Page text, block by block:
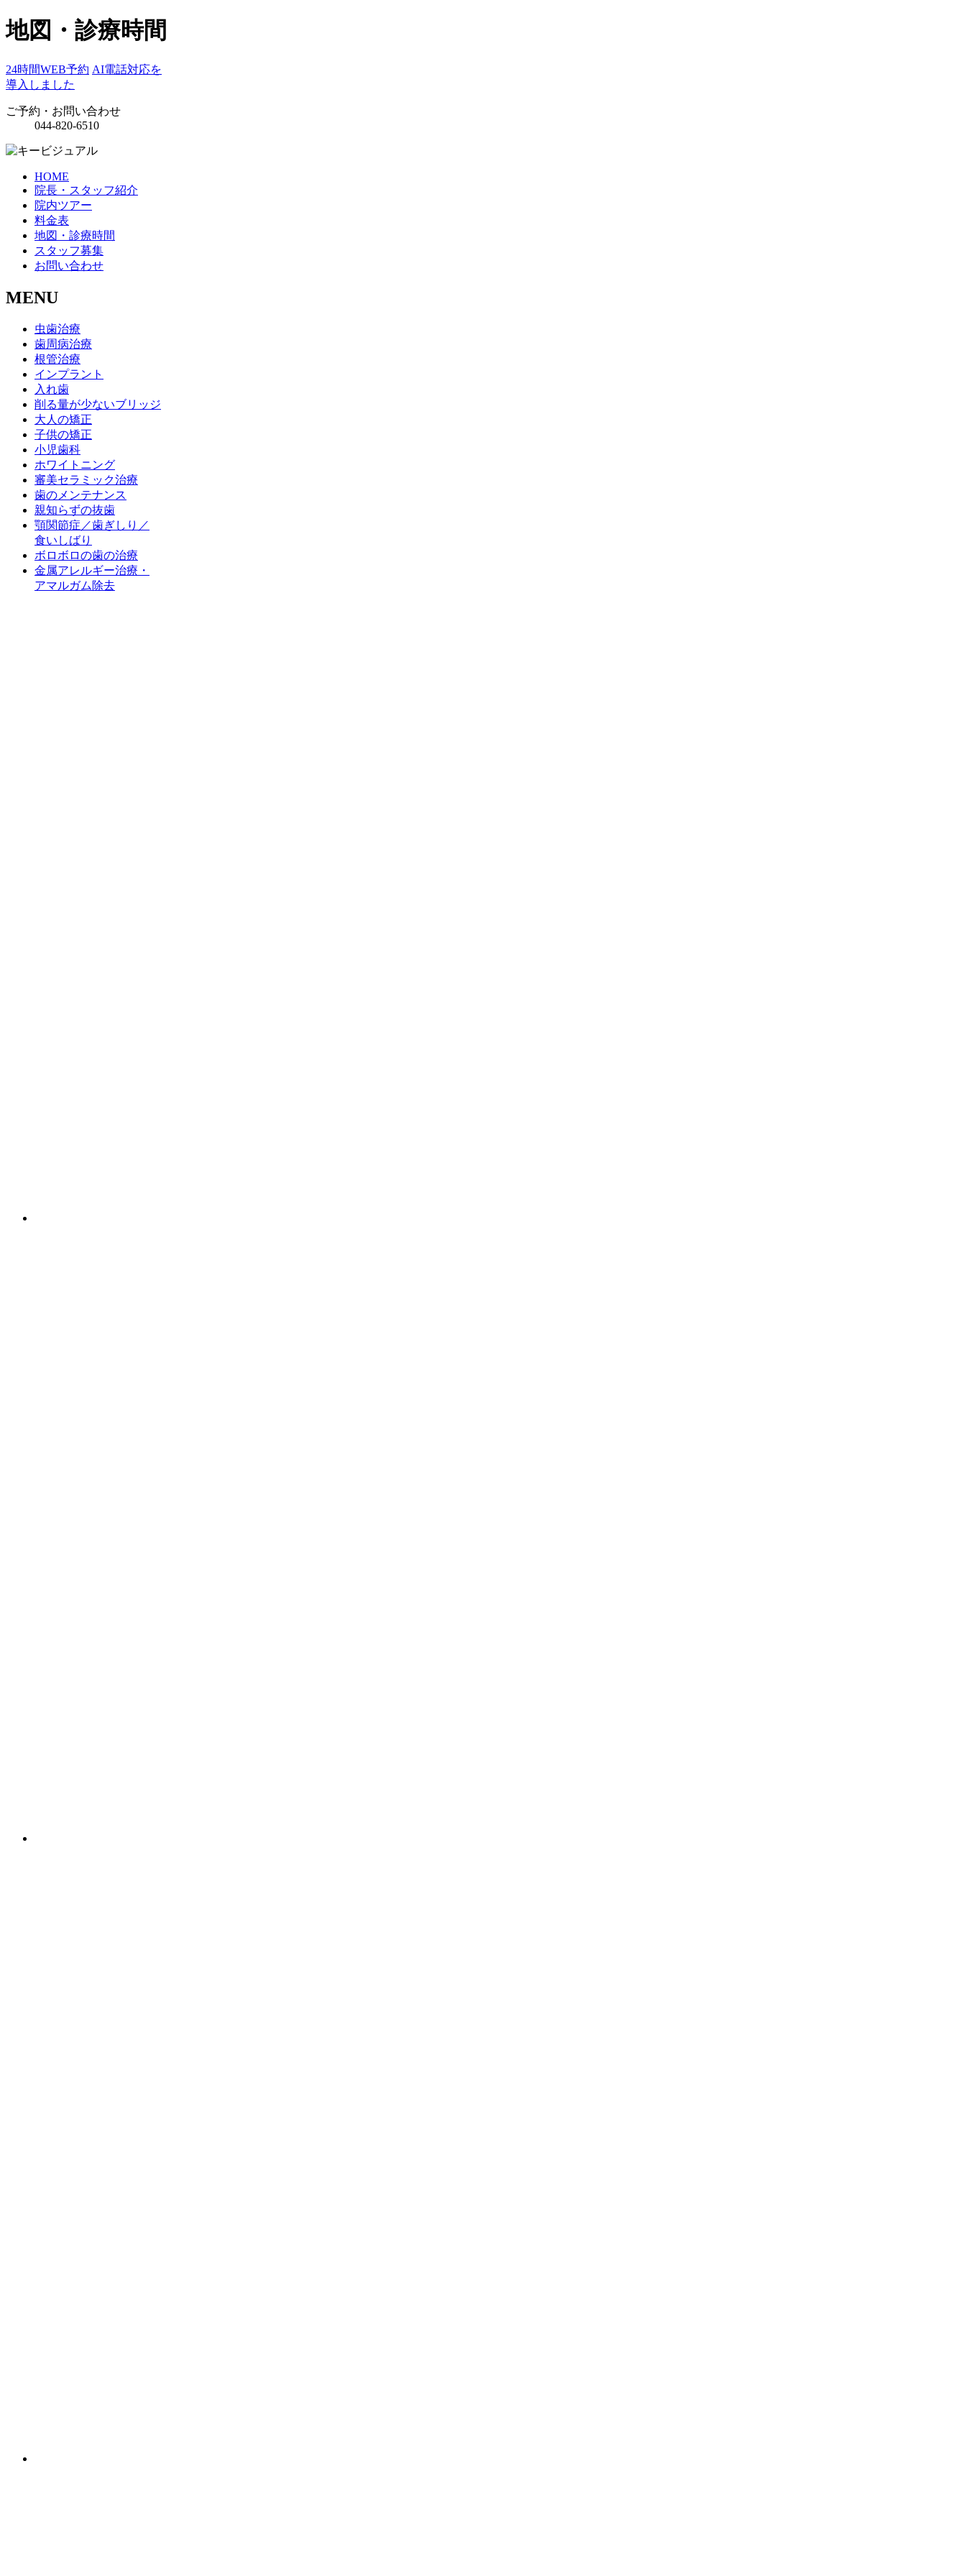
地図・診療時間
24時間WEB予約 AI電話対応を
導入しました
ご予約・お問い合わせ
044-820-6510
HOME
院長・スタッフ紹介
院内ツアー
料金表
地図・診療時間
スタッフ募集
お問い合わせ
MENU
虫歯治療
歯周病治療
根管治療
インプラント
入れ歯
削る量が少ないブリッジ
大人の矯正
子供の矯正
小児歯科
ホワイトニング
審美セラミック治療
歯のメンテナンス
親知らずの抜歯
顎関節症／歯ぎしり／
食いしばり
ボロボロの歯の治療
金属アレルギー治療・
アマルガム除去